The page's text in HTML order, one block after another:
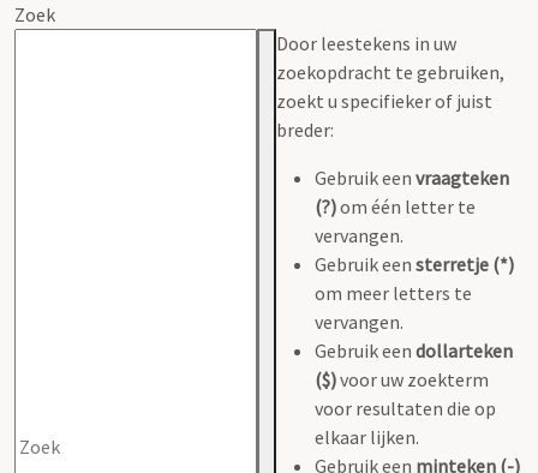
Zoek
Door leestekens in uw
zoekopdracht te gebruiken,
zoekt u specifieker of juist
breder:
Gebruik een vraagteken
(?)om één letter te
vervangen.
Gebruik een sterretje (*)
om meer letters te
vervangen.
Gebruik een dollarteken
($)voor uw zoekterm
voor resultaten die op
elkaar lijken.
Gebruik een minteken (-)